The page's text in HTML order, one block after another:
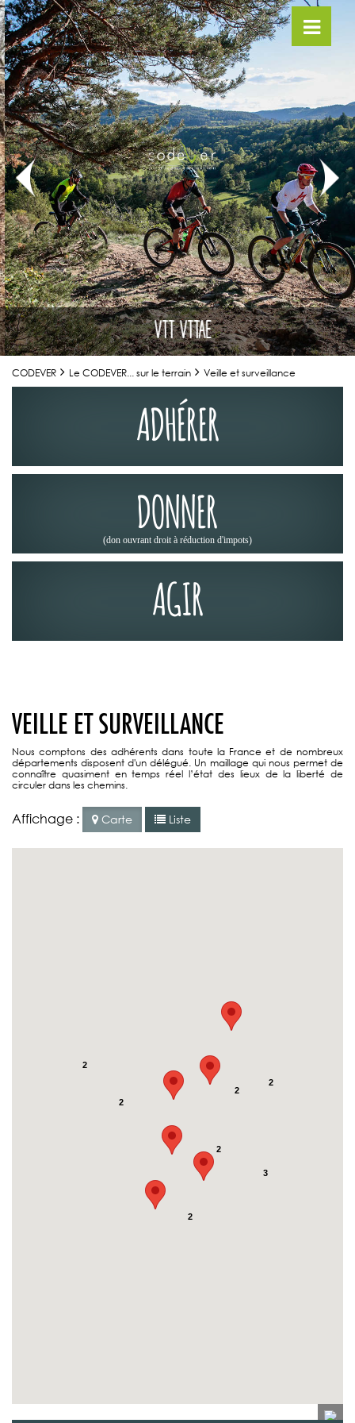
VTT VTTAE
CODEVER Le CODEVER... sur le terrain Veille et surveillance
ADHÉRER
DONNER
(don ouvrant droit à réduction d'impots)
AGIR
VEILLE ET SURVEILLANCE
Nous comptons des adhérents dans toute la France et de nombreux
départements disposent d'un délégué. Un maillage qui nous permet de
connaître quasiment en temps réel l’état des lieux de la liberté de
circuler dans les chemins.
Affichage : Carte Liste
2
2
3
2
2
2
2